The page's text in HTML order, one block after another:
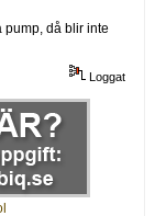
pump, då blir inte
Loggat